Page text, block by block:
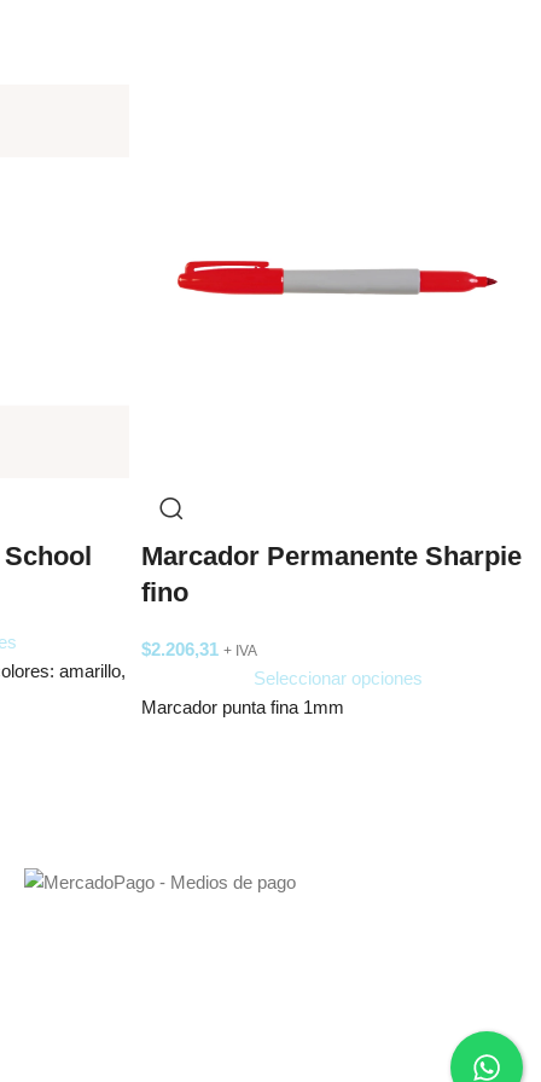
amarillo,
Marcador Permanente Sharpie
fino
$2.206,31 + IVA
Seleccionar opciones
Marcador punta fina 1mm